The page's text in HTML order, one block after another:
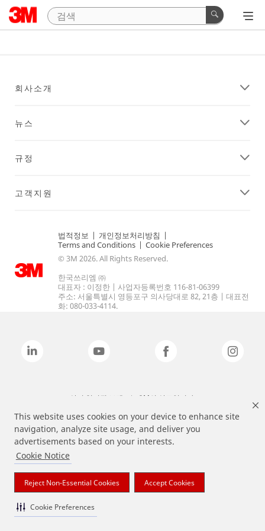
This website uses cookies on your device to enhance site
navigation, analyze site usage, and deliver you
advertisements based on your interests.
Cookie Notice
Reject Non-Essential Cookies Accept Cookies
Cookie Preferences
회사소개
뉴스
규정
고객지원
법적정보 | 개인정보처리방침 |
Terms and Conditions | Cookie Preferences
© 3M 2026. All Rights Reserved.
한국쓰리엠 ㈜
대표자 : 이정한 | 사업자등록번호 116-81-06399
주소: 서울특별시 영등포구 의사당대로 82, 21층 | 대표전
화: 080-033-4114.
상기 열거된 브랜드는 3M의 상표입니다.